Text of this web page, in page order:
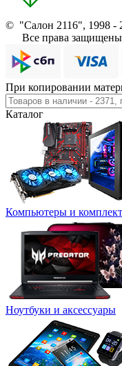
© "Салон 2116", 1998 -
Все права
При копировании
Каталог
Компьютеры и
Ноутбуки и аксессуары